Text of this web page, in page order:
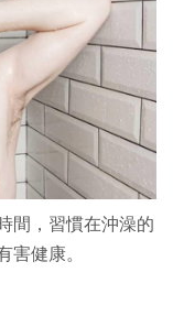
間，習慣在沖澡的
健康。